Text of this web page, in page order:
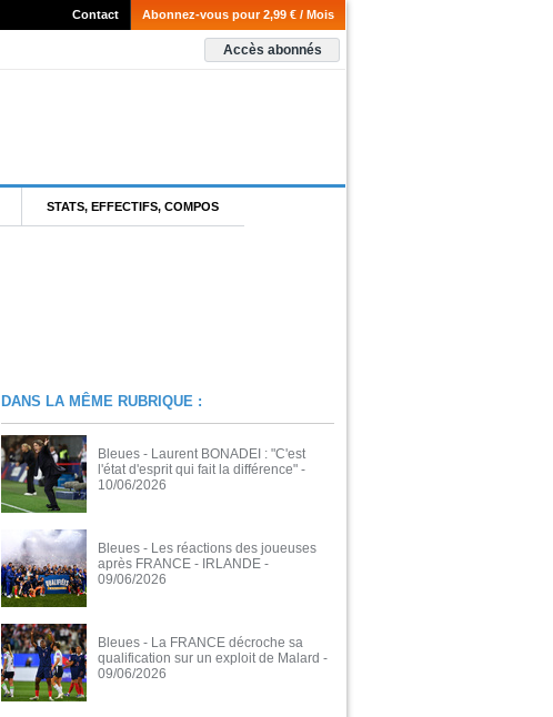
Abonnez-vous pour 2,99 € / Mois
Contact
Accès abonnés
STATS, EFFECTIFS, COMPOS
DANS LA MÊME RUBRIQUE :
Bleues - Laurent BONADEI : "C'est
l'état d'esprit qui fait la différence" -
10/06/2026
Bleues - Les réactions des joueuses
après FRANCE - IRLANDE -
09/06/2026
Bleues - La FRANCE décroche sa
qualification sur un exploit de Malard -
09/06/2026